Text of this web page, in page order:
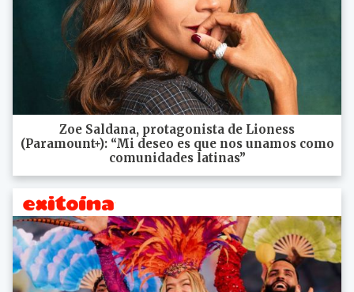
Zoe Saldana, protagonista de Lioness
(Paramount+): “Mi deseo es que nos unamos como
comunidades latinas”